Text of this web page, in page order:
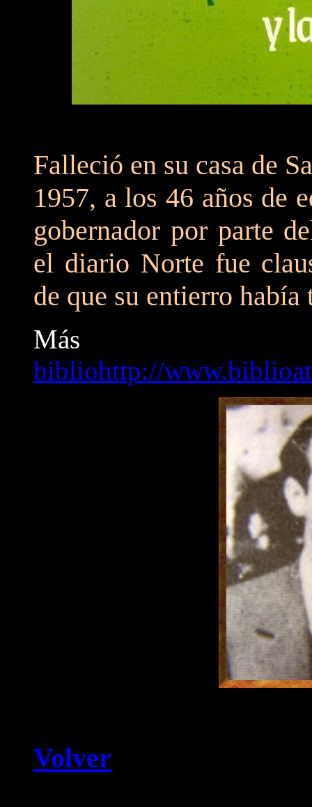
Falleció en su casa de
1957, a los 46 años de
gobernador por parte
el diario Norte fue
de que su entierro
Más
bibliohttp://
Volver